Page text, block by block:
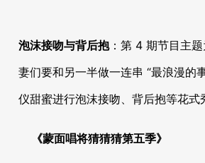
泡沫接吻与背后抱：第 4 期节目主题
妻们要和另一半做一连串 “最浪漫的
仪甜蜜进行泡沫接吻、背后抱等花式
《蒙面唱将猜猜猜第五季》